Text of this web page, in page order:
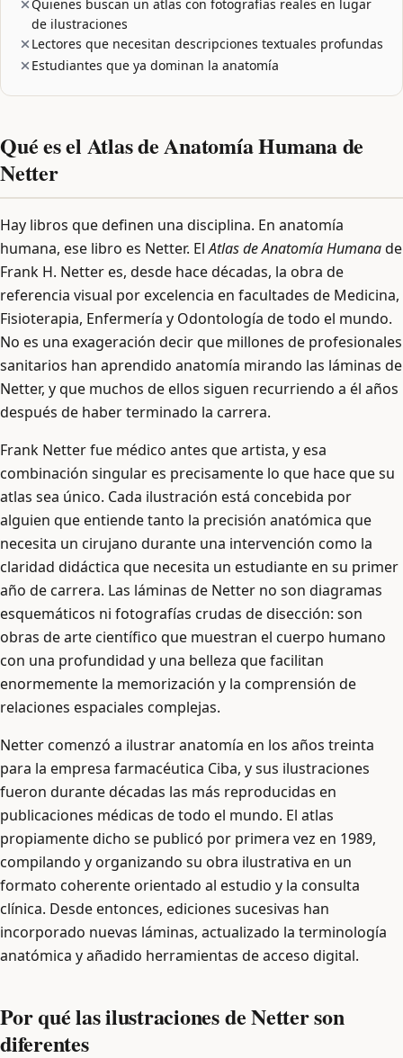
Quienes buscan un atlas con fotografías reales en lugar
de ilustraciones
Lectores que necesitan descripciones textuales profundas
Estudiantes que ya dominan la anatomía
Qué es el Atlas de Anatomía Humana de
Netter
Hay libros que definen una disciplina. En anatomía
humana, ese libro es Netter. ElAtlas de Anatomía Humanade
Frank H. Netter es, desde hace décadas, la obra de
referencia visual por excelencia en facultades de Medicina,
Fisioterapia, Enfermería y Odontología de todo el mundo.
No es una exageración decir que millones de profesionales
sanitarios han aprendido anatomía mirando las láminas de
Netter, y que muchos de ellos siguen recurriendo a él años
después de haber terminado la carrera.
Frank Netter fue médico antes que artista, y esa
combinación singular es precisamente lo que hace que su
atlas sea único. Cada ilustración está concebida por
alguien que entiende tanto la precisión anatómica que
necesita un cirujano durante una intervención como la
claridad didáctica que necesita un estudiante en su primer
año de carrera. Las láminas de Netter no son diagramas
esquemáticos ni fotografías crudas de disección: son
obras de arte científico que muestran el cuerpo humano
con una profundidad y una belleza que facilitan
enormemente la memorización y la comprensión de
relaciones espaciales complejas.
Netter comenzó a ilustrar anatomía en los años treinta
para la empresa farmacéutica Ciba, y sus ilustraciones
fueron durante décadas las más reproducidas en
publicaciones médicas de todo el mundo. El atlas
propiamente dicho se publicó por primera vez en 1989,
compilando y organizando su obra ilustrativa en un
formato coherente orientado al estudio y la consulta
clínica. Desde entonces, ediciones sucesivas han
incorporado nuevas láminas, actualizado la terminología
anatómica y añadido herramientas de acceso digital.
Por qué las ilustraciones de Netter son
diferentes